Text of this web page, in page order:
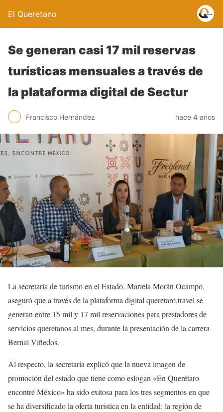
El Queretano
Se generan casi 17 mil reservas
turísticas mensuales a través de
la plataforma digital de Sectur
Francisco Hernández hace 4 años
La secretaria de turismo en el Estado, Mariela Morán Ocampo,
aseguró que a través de la plataforma digital queretaro.travel se
generan entre 15 mil y 17 mil reservaciones para prestadores de
servicios queretanos al mes, durante la presentación de la carrera
Bernal Viñedos.
Al respecto, la secretaria explicó que la nueva imagen de
promoción del estado que tiene como eslogan «En Querétaro
encontré México» ha sido exitosa para los tres segmentos en que
se ha diversificado la oferta turística en la entidad: la región de